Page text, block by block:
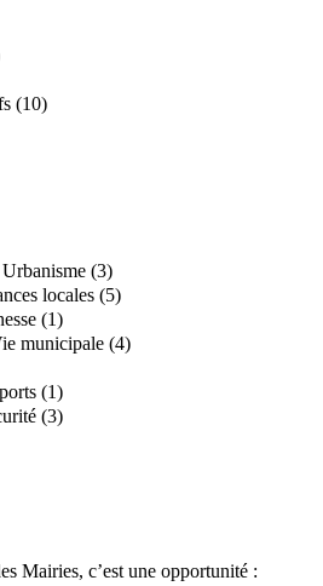
(10)
(3)
locales (5)
(1)
municipale (4)
(1)
(3)
Mairies, c’est une opportunité :